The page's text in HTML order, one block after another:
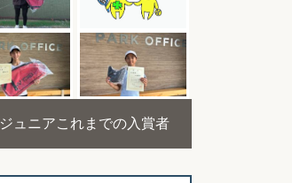
ジュニアこれまでの入賞者